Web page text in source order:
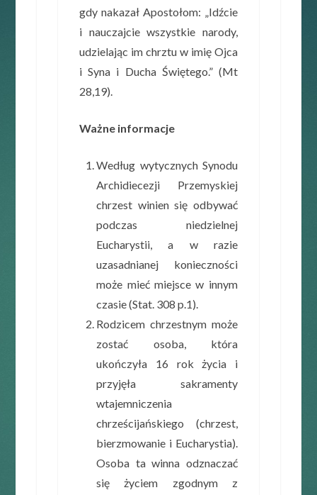
gdy nakazał Apostołom: „Idźcie
i nauczajcie wszystkie narody,
udzielając im chrztu w imię Ojca
i Syna i Ducha Świętego.” (Mt
28,19).
Ważne informacje
Według wytycznych Synodu
Archidiecezji Przemyskiej
chrzest winien się odbywać
podczas niedzielnej
Eucharystii, a w razie
uzasadnianej konieczności
może mieć miejsce w innym
czasie (Stat. 308 p.1).
Rodzicem chrzestnym może
zostać osoba, która
ukończyła 16 rok życia i
przyjęła sakramenty
wtajemniczenia
chrześcijańskiego (chrzest,
bierzmowanie i Eucharystia).
Osoba ta winna odznaczać
się życiem zgodnym z